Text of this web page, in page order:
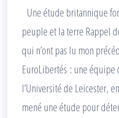
Une étude britannique
peuple et la terre Rappel
qui n’ont pas lu mon
EuroLibertés : une équipe
l’Université de Leicester,
mené une étude pour